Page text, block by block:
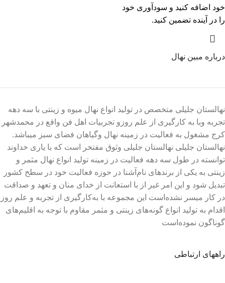
خود اضافه کنید و سودآوری خود
را در آینده تضمین کنید.
درباره مبین نهال
نهالستان جلیلی متخصص در تولید انواع نهال میوه و زینتی با سه دهه
تجربه وبا به کارگیری از علم روزو تجربیات اهل فن واقع در محمدشهر
کرج مشغول به فعالیت در زمینه نهال وگیاهان فضای سبز میباشد.
نهالستان جلیلی نهالستان جلیلی وثوق مفتخر است که با یاری خداوند
توانسته در طول سه دهه فعالیت در زمینه تولید انواع نهال مثمر و
زینتی به یکی از برندهای نام‌آشنا در حوزه فعالیت خود در سطح کشور
تبدیل شود و این امر غیر از با استعانت از خدای منان و تعهد و صداقت
در کار میسر نشده‌است این مجموعه با به‌کارگیری از تجربه و علم روز
اقدام به تولید انواع گونه‌های زینتی و مثمر مقاوم با توجه به اقلیم‌های
گوناگون نموده‌است
راههای ارتباطی